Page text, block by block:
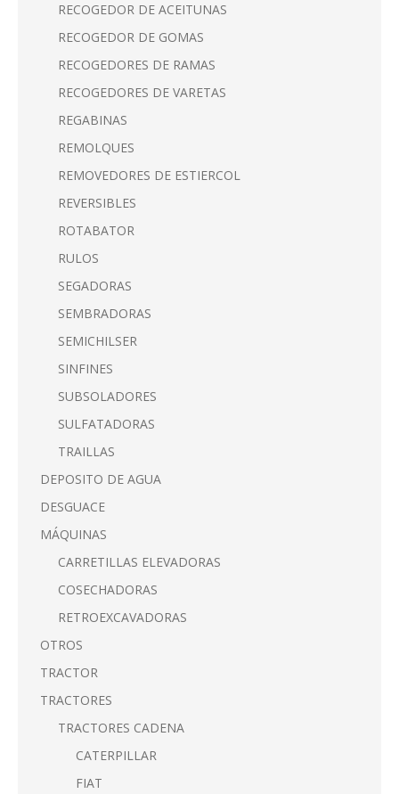
RECOGEDOR DE ACEITUNAS
RECOGEDOR DE GOMAS
RECOGEDORES DE RAMAS
RECOGEDORES DE VARETAS
REGABINAS
REMOLQUES
REMOVEDORES DE ESTIERCOL
REVERSIBLES
ROTABATOR
RULOS
SEGADORAS
SEMBRADORAS
SEMICHILSER
SINFINES
SUBSOLADORES
SULFATADORAS
TRAILLAS
DEPOSITO DE AGUA
DESGUACE
MÁQUINAS
CARRETILLAS ELEVADORAS
COSECHADORAS
RETROEXCAVADORAS
OTROS
TRACTOR
TRACTORES
TRACTORES CADENA
CATERPILLAR
FIAT